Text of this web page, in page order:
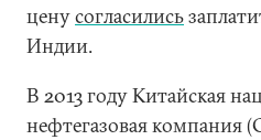
ценусогласились
Индии.
В 2013 году Китайская
нефтегазовая компания